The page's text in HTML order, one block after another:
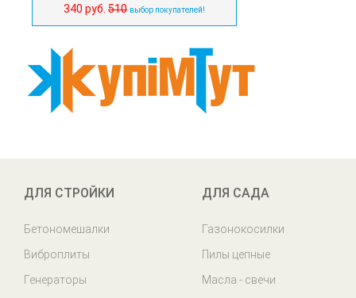
340 руб. 510 выбор покупателей!
ДЛЯ СТРОЙКИ
Бетономешалки
Виброплиты
Генераторы
ДЛЯ САДА
Газонокосилки
Пилы цепные
Масла - свечи